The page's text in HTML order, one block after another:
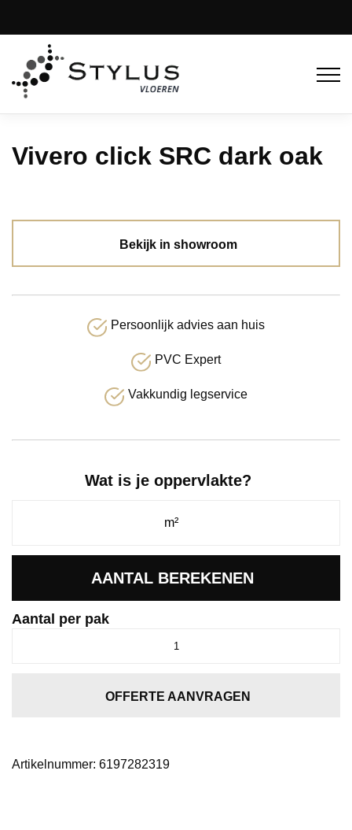
Vivero click SRC dark oak
Bekijk in showroom
Persoonlijk advies aan huis
PVC Expert
Vakkundig legservice
Wat is je oppervlakte?
AANTAL BEREKENEN
Aantal per pak
OFFERTE AANVRAGEN
Artikelnummer: 6197282319